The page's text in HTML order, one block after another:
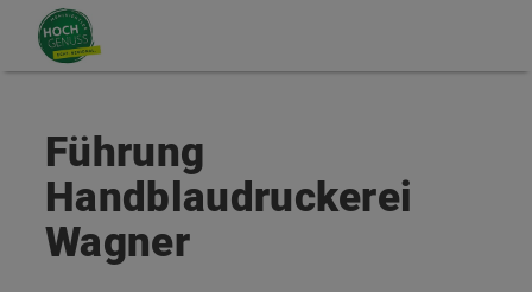
Zum Inhalt
Zum Seitenanfang
Führung
Handblaudruckerei
Wagner